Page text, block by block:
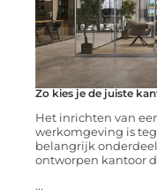
Zo kies je de juiste
Het inrichten van
werkomgeving is
belangrijk
ontworpen kantoor
...